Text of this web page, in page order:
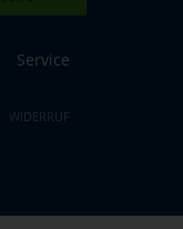
Service
WIDERRUF